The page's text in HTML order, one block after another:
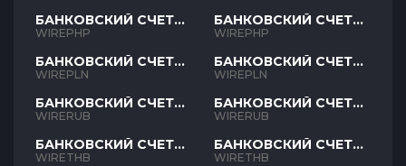
БАНКОВСКИЙ СЧЕТ
PHP
WIREPHP
БАНКОВСКИЙ СЧЕТ
PLN
WIREPLN
БАНКОВСКИЙ СЧЕТ
RUB
WIRERUB
БАНКОВСКИЙ СЧЕТ
THB
WIRETHB
БАНКОВСКИЙ СЧЕТ
PHP
WIREPHP
БАНКОВСКИЙ СЧЕТ
PLN
WIREPLN
БАНКОВСКИЙ СЧЕТ
RUB
WIRERUB
БАНКОВСКИЙ СЧЕТ
THB
WIRETHB